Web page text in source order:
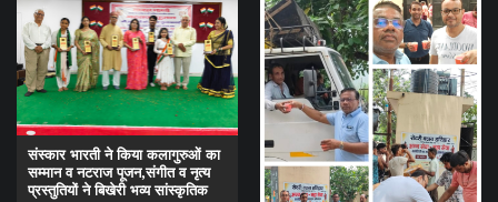
संस्कार भारती ने किया कलागुरुओं का
सम्मान व नटराज पूजन,संगीत व नृत्य
प्रस्तुतियों‌ ने बिखेरी भव्य सांस्कृतिक